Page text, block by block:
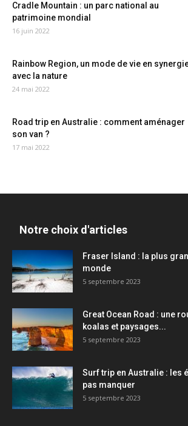
Cradle Mountain : un parc national au
patrimoine mondial
16 juin 2022
Rainbow Region, un mode de vie en
avec la nature
24 mai 2022
Road trip en Australie : comment aménager
son van ?
17 mai 2022
Notre choix d'articles
Fraser Island : la plus
monde
5 septembre 2023
Great Ocean Road : une
koalas et paysages...
5 septembre 2023
Surf trip en Australie : les
pas manquer
5 septembre 2023